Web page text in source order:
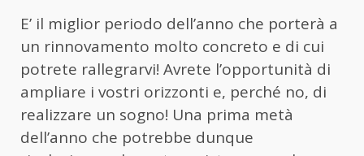
E’ il miglior periodo dell’anno che porterà a
un rinnovamento molto concreto e di cui
potrete rallegrarvi! Avrete l’opportunità di
ampliare i vostri orizzonti e, perché no, di
realizzare un sogno! Una prima metà
dell’anno che potrebbe dunque